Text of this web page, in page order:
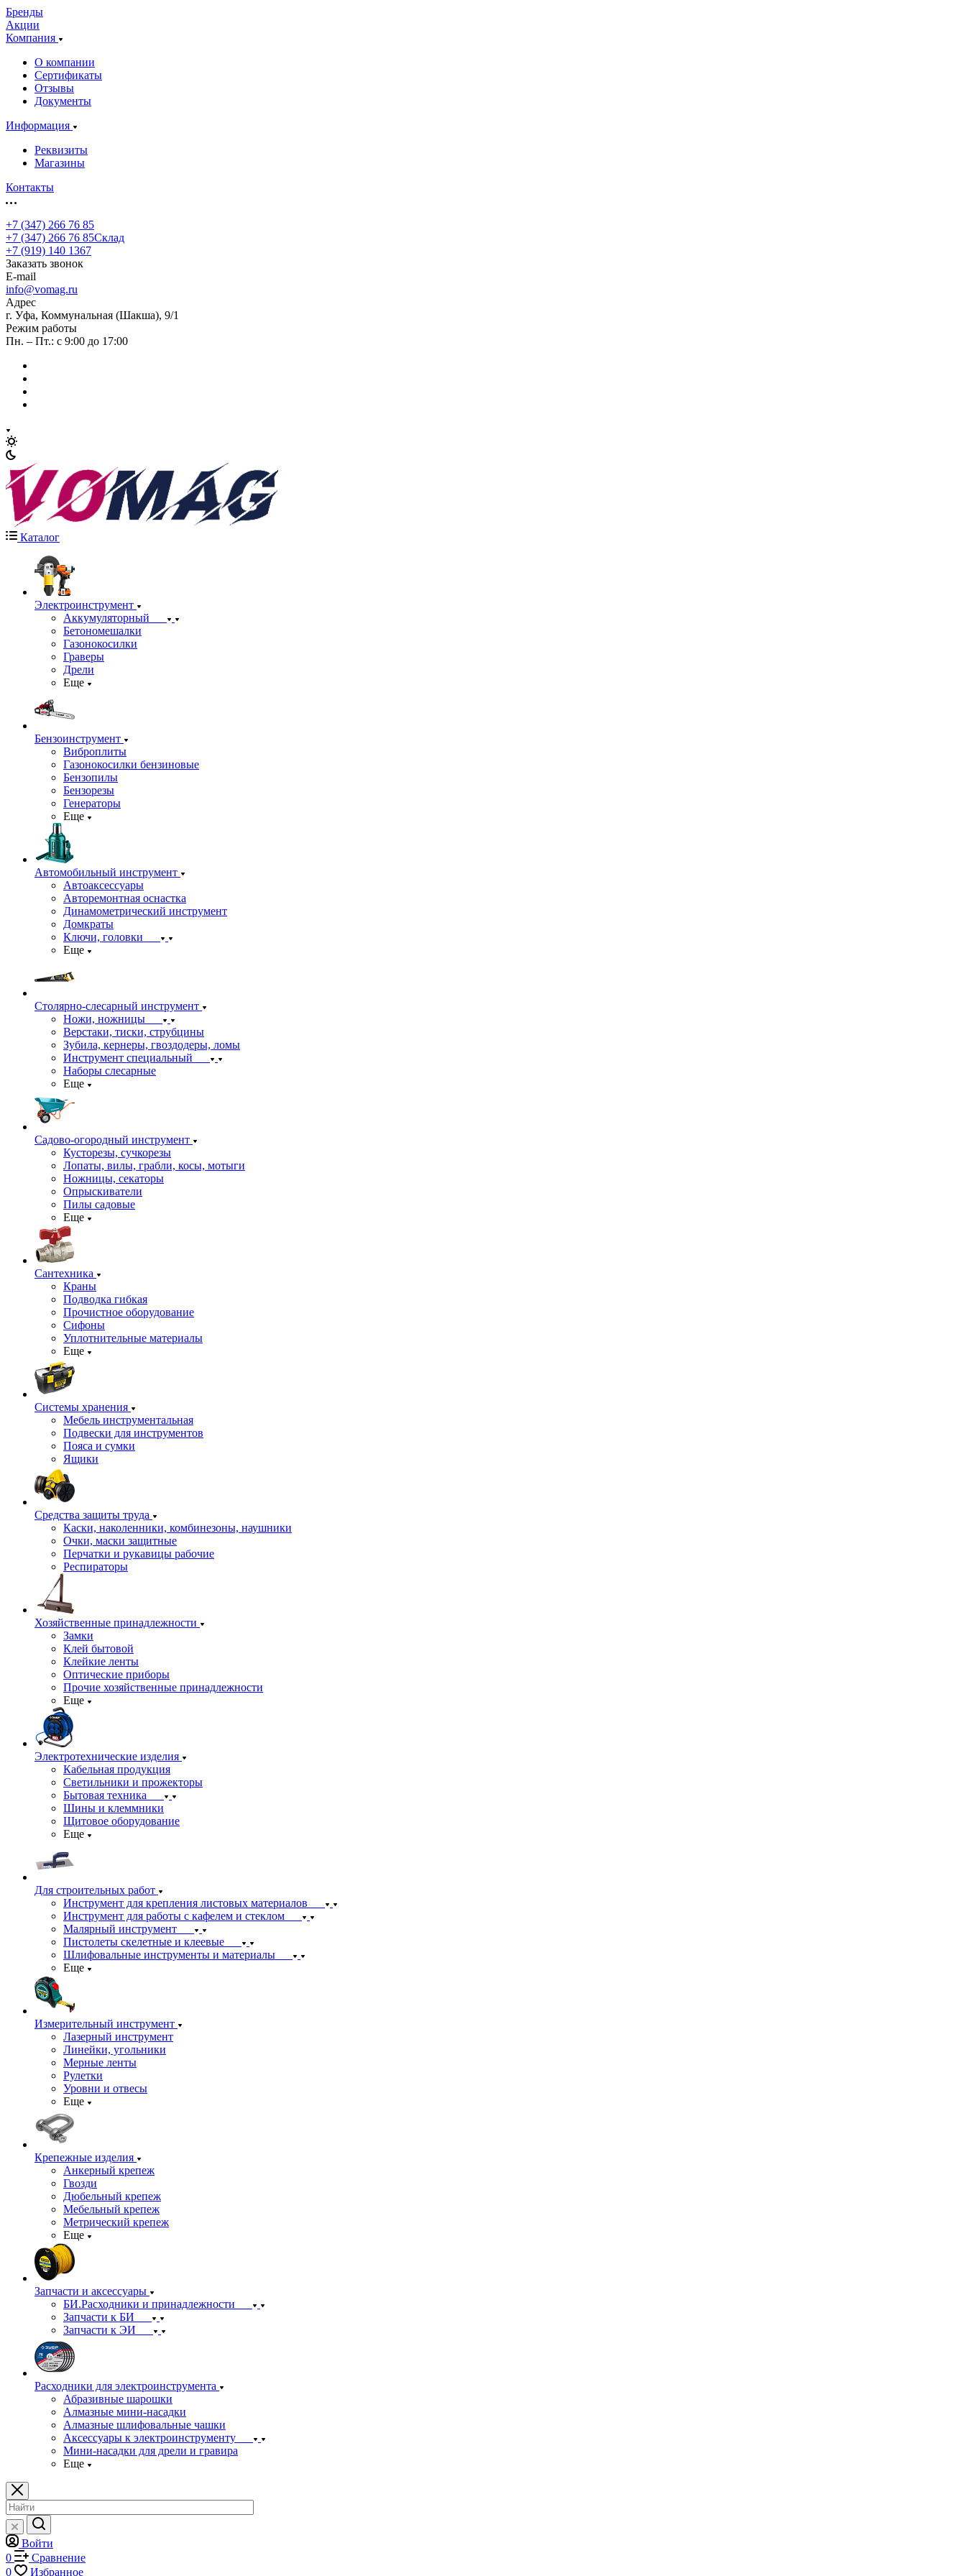
Бренды
Акции
Компания
О компании
Сертификаты
Отзывы
Документы
Информация
Реквизиты
Магазины
Контакты
+7 (347) 266 76 85
+7 (347) 266 76 85Склад
+7 (919) 140 1367
Заказать звонок
E-mail
info@vomag.ru
Адрес
г. Уфа, Коммунальная (Шакша), 9/1
Режим работы
Пн. – Пт.: с 9:00 до 17:00
Каталог
Электроинструмент
Аккумуляторный
Бетономешалки
Газонокосилки
Граверы
Дрели
Еще
Бензоинструмент
Виброплиты
Газонокосилки бензиновые
Бензопилы
Бензорезы
Генераторы
Еще
Автомобильный инструмент
Автоаксессуары
Авторемонтная оснастка
Динамометрический инструмент
Домкраты
Ключи, головки
Еще
Столярно-слесарный инструмент
Ножи, ножницы
Верстаки, тиски, струбцины
Зубила, кернеры, гвоздодеры, ломы
Инструмент специальный
Наборы слесарные
Еще
Садово-огородный инструмент
Кусторезы, сучкорезы
Лопаты, вилы, грабли, косы, мотыги
Ножницы, секаторы
Опрыскиватели
Пилы садовые
Еще
Сантехника
Краны
Подводка гибкая
Прочистное оборудование
Сифоны
Уплотнительные материалы
Еще
Системы хранения
Мебель инструментальная
Подвески для инструментов
Пояса и сумки
Ящики
Средства защиты труда
Каски, наколенники, комбинезоны, наушники
Очки, маски защитные
Перчатки и рукавицы рабочие
Респираторы
Хозяйственные принадлежности
Замки
Клей бытовой
Клейкие ленты
Оптические приборы
Прочие хозяйственные принадлежности
Еще
Электротехнические изделия
Кабельная продукция
Светильники и прожекторы
Бытовая техника
Шины и клеммники
Щитовое оборудование
Еще
Для строительных работ
Инструмент для крепления листовых материалов
Инструмент для работы с кафелем и стеклом
Малярный инструмент
Пистолеты скелетные и клеевые
Шлифовальные инструменты и материалы
Еще
Измерительный инструмент
Лазерный инструмент
Линейки, угольники
Мерные ленты
Рулетки
Уровни и отвесы
Еще
Крепежные изделия
Анкерный крепеж
Гвозди
Дюбельный крепеж
Мебельный крепеж
Метрический крепеж
Еще
Запчасти и аксессуары
БИ.Расходники и принадлежности
Запчасти к БИ
Запчасти к ЭИ
Расходники для электроинструмента
Абразивные шарошки
Алмазные мини-насадки
Алмазные шлифовальные чашки
Аксессуары к электроинструменту
Мини-насадки для дрели и гравира
Еще
Войти
0
Сравнение
0
Избранное